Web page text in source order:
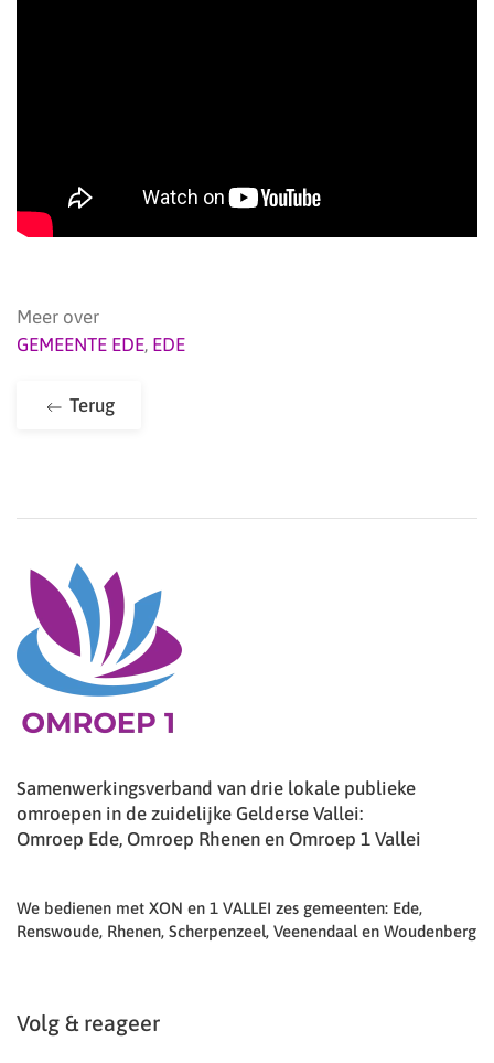
Meer over
GEMEENTE EDE, EDE
Terug
Samenwerkingsverband van drie lokale publieke
omroepen in de zuidelijke Gelderse Vallei:
Omroep Ede, Omroep Rhenen en Omroep 1 Vallei
We bedienen met XON en 1 VALLEI zes gemeenten: Ede,
Renswoude, Rhenen, Scherpenzeel, Veenendaal en Woudenberg
Volg & reageer